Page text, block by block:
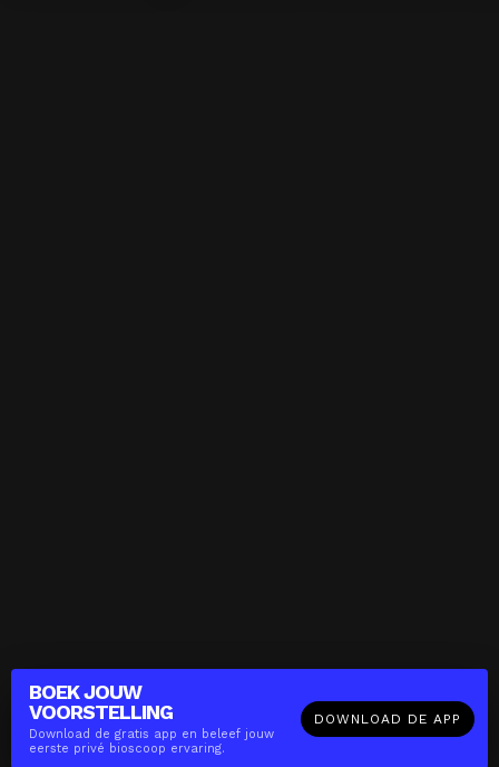
BOEK JOUW
VOORSTELLING
Download de gratis app en beleef jouw
eerste privé bioscoop ervaring.
DOWNLOAD DE APP